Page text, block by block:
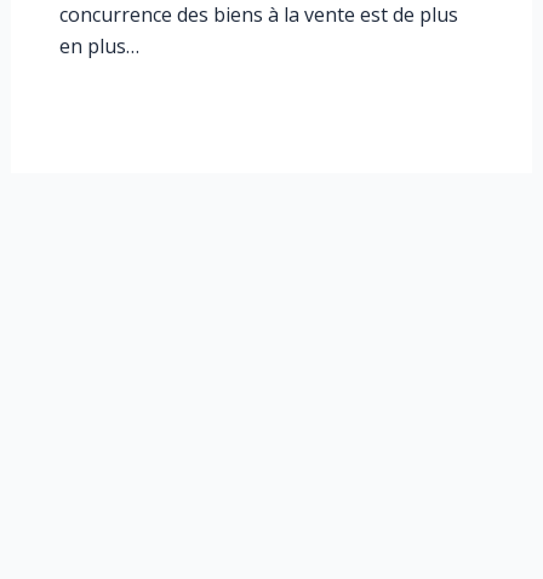
concurrence des biens à la vente est de plus
en plus…